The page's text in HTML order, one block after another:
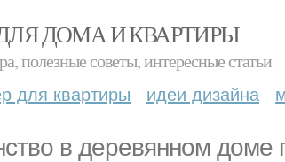
ДОМА И КВАРТИРЫ
полезные советы, интересные статьи
для квартиры идеи дизайна
в деревянном доме